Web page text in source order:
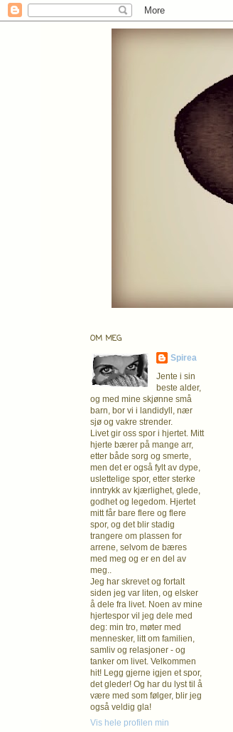
OM MEG
Spirea
Jente i sin
beste alder,
og med mine skjønne små
barn, bor vi i landidyll, nær
sjø og vakre strender.
Livet gir oss spor i hjertet. Mitt
hjerte bærer på mange arr,
etter både sorg og smerte,
men det er også fylt av dype,
uslettelige spor, etter sterke
inntrykk av kjærlighet, glede,
godhet og legedom. Hjertet
mitt får bare flere og flere
spor, og det blir stadig
trangere om plassen for
arrene, selvom de bæres
med meg og er en del av
meg..
Jeg har skrevet og fortalt
siden jeg var liten, og elsker
å dele fra livet. Noen av mine
hjertespor vil jeg dele med
deg: min tro, møter med
mennesker, litt om familien,
samliv og relasjoner - og
tanker om livet. Velkommen
hit! Legg gjerne igjen et spor,
det gleder! Og har du lyst til å
være med som følger, blir jeg
også veldig gla!
Vis hele profilen min